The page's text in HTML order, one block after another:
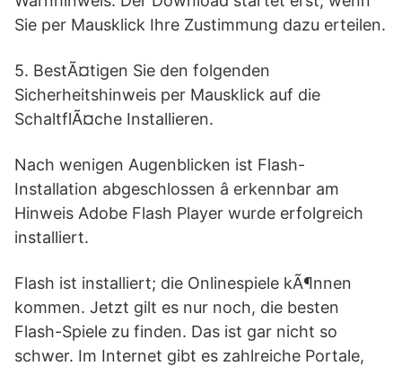
Sie per Mausklick Ihre Zustimmung dazu erteilen.
5. BestÃ¤tigen Sie den folgenden
Sicherheitshinweis per Mausklick auf die
SchaltflÃ¤che Installieren.
Nach wenigen Augenblicken ist Flash-
Installation abgeschlossen â erkennbar am
Hinweis Adobe Flash Player wurde erfolgreich
installiert.
Flash ist installiert; die Onlinespiele kÃ¶nnen
kommen. Jetzt gilt es nur noch, die besten
Flash-Spiele zu finden. Das ist gar nicht so
schwer. Im Internet gibt es zahlreiche Portale,